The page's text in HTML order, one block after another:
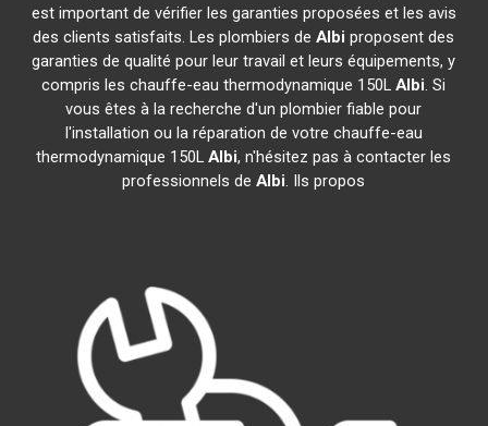
est important de vérifier les garanties proposées et les avis
des clients satisfaits. Les plombiers deAlbi proposent des
garanties de qualité pour leur travail et leurs équipements, y
compris les chauffe-eau thermodynamique 150LAlbi. Si
vous êtes à la recherche d'un plombier fiable pour
l'installation ou la réparation de votre chauffe-eau
thermodynamique 150LAlbi, n'hésitez pas à contacter les
professionnels deAlbi. Ils propos